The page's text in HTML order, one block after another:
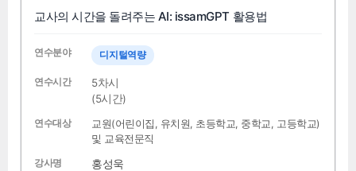
교사의 시간을 돌려주는 AI: issamGPT 활용법
디지털역량
5차시
(5시간)
교원(어린이집, 유치원, 초등학교, 중학교, 고등학교)
및 교육전문직
홍성욱